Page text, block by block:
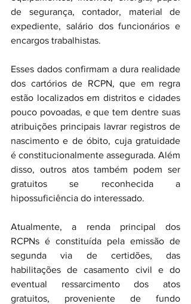
de segurança, contador, material de
expediente, salário dos funcionários e
encargos trabalhistas.
Esses dados confirmam a dura realidade
dos cartórios de RCPN, que em regra
estão localizados em distritos e cidades
pouco povoadas, e que tem dentre suas
atribuições principais lavrar registros de
nascimento e de óbito, cuja gratuidade
é constitucionalmente assegurada. Além
disso, outros atos também podem ser
gratuitos se reconhecida a
hipossuficiência do interessado.
Atualmente, a renda principal dos
RCPNs é constituída pela emissão de
segunda via de certidões, das
habilitações de casamento civil e do
eventual ressarcimento dos atos
gratuitos, proveniente de fundo